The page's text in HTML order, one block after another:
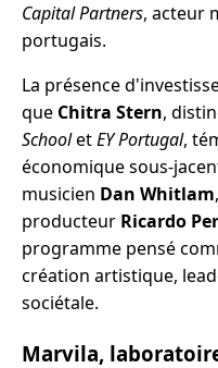
Capital Partners, acteur
portugais.
La présence
que Chitra Stern,
SchooletEY Portugal,
économique sous-
musicien Dan Whitlam
producteur Ricardo
programme pensé
création artistique,
sociétale.
Marvila,